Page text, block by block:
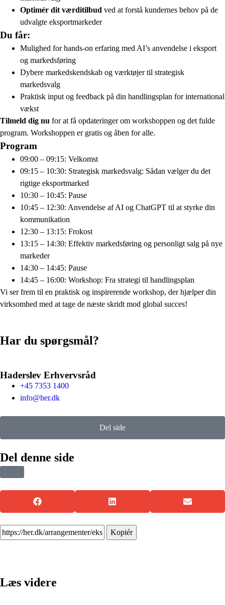
Optimér dit værditilbud ved at forstå kundernes behov på de
udvalgte eksportmarkeder
Du får:
Mulighed for hands-on erfaring med AI’s anvendelse i eksport
og markedsføring
Dybere markedskendskab og værktøjer til strategisk
markedsvalg
Praktisk input og feedback på din handlingsplan for international
vækst
Tilmeld dig nu for at få opdateringer om workshoppen og det fulde
program. Workshoppen er gratis og åben for alle.
Program
09:00 – 09:15: Velkomst
09:15 – 10:30: Strategisk markedsvalg: Sådan vælger du det
rigtige eksportmarked
10:30 – 10:45: Pause
10:45 – 12:30: Anvendelse af AI og ChatGPT til at styrke din
kommunikation
12:30 – 13:15: Frokost
13:15 – 14:30: Effektiv markedsføring og personligt salg på nye
markeder
14:30 – 14:45: Pause
14:45 – 16:00: Workshop: Fra strategi til handlingsplan
Vi ser frem til en praktisk og inspirerende workshop, der hjælper din
virksomhed med at tage de næste skridt mod global succes!
Har du spørgsmål?
Haderslev Erhvervsråd
+45 7353 1400
info@her.dk
Del side
Del denne side
Kopiér
Læs videre